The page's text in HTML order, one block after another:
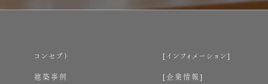
コンセプト
建築事例
インフォメーション
企業情報